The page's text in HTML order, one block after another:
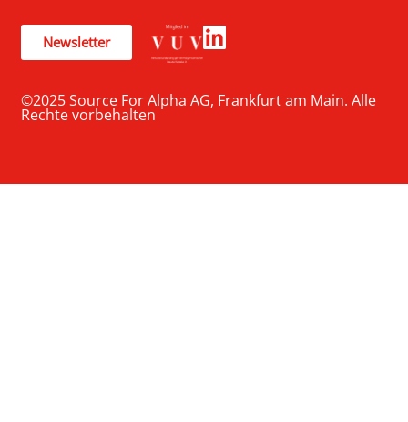
Newsletter
©2025 Source For Alpha AG, Frankfurt am Main. Alle
Rechte vorbehalten